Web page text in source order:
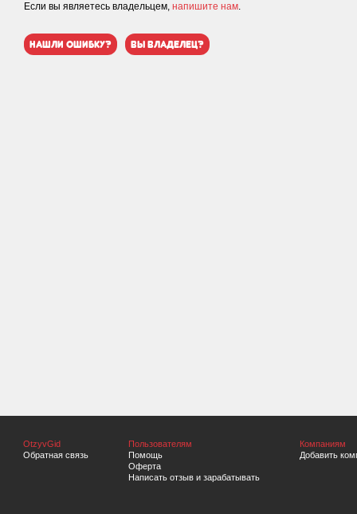
Если вы являетесь владельцем, напишите нам.
нашли ошибку? вы владелец?
OtzyvGid
Обратная связь
Пользователям
Помощь
Оферта
Написать отзыв и зарабатывать
Компаниям
Добавить